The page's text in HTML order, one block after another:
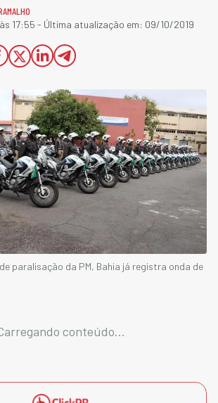
17:55 - Última atualização em: 09/10/2019
paralisação da PM, Bahia já registra onda de
conteúdo...